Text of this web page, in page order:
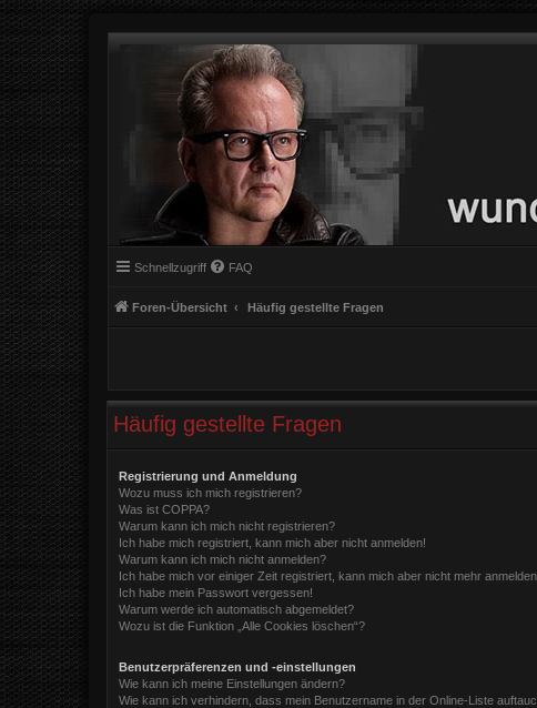
Schnellzugriff FAQ
Foren-Übersicht Häufig gestellte Fragen
Häufig gestellte Fragen
Registrierung und Anmeldung
Wozu muss ich mich registrieren?
Was ist COPPA?
Warum kann ich mich nicht registrieren?
Ich habe mich registriert, kann mich aber nicht anmelden!
Warum kann ich mich nicht anmelden?
Ich habe mich vor einiger Zeit registriert, kann mich aber nicht mehr
Ich habe mein Passwort vergessen!
Warum werde ich automatisch abgemeldet?
Wozu ist die Funktion „Alle Cookies löschen“?
Benutzerpräferenzen und -einstellungen
Wie kann ich meine Einstellungen ändern?
Wie kann ich verhindern, dass mein Benutzername in der Online-Liste